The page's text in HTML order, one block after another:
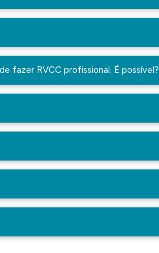
fazer RVCC profissional. É possível?